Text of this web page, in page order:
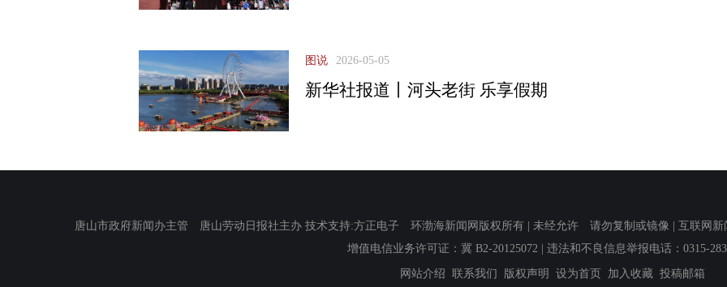
图说 2026-05-05
新华社报道丨河头老街 乐享假期
唐山市政府新闻办主管 唐山劳动日报社主办 技术支持:方正电子 环渤海新闻网版权所有 | 未经允许 请勿复制或镜像 | 互联网新
增值电信业务许可证：冀 B2-20125072 | 违法和不良信息举报电话：0315-
网站介绍 联系我们 版权声明 设为首页 加入收藏 投稿邮箱